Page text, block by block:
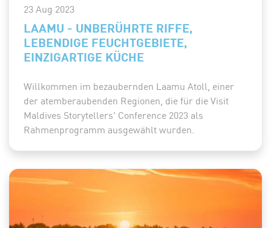
23 Aug 2023
LAAMU - UNBERÜHRTE RIFFE,
LEBENDIGE FEUCHTGEBIETE,
EINZIGARTIGE KÜCHE
Willkommen im bezaubernden Laamu Atoll, einer
der atemberaubenden Regionen, die für die Visit
Maldives Storytellers' Conference 2023 als
Rahmenprogramm ausgewählt wurden.